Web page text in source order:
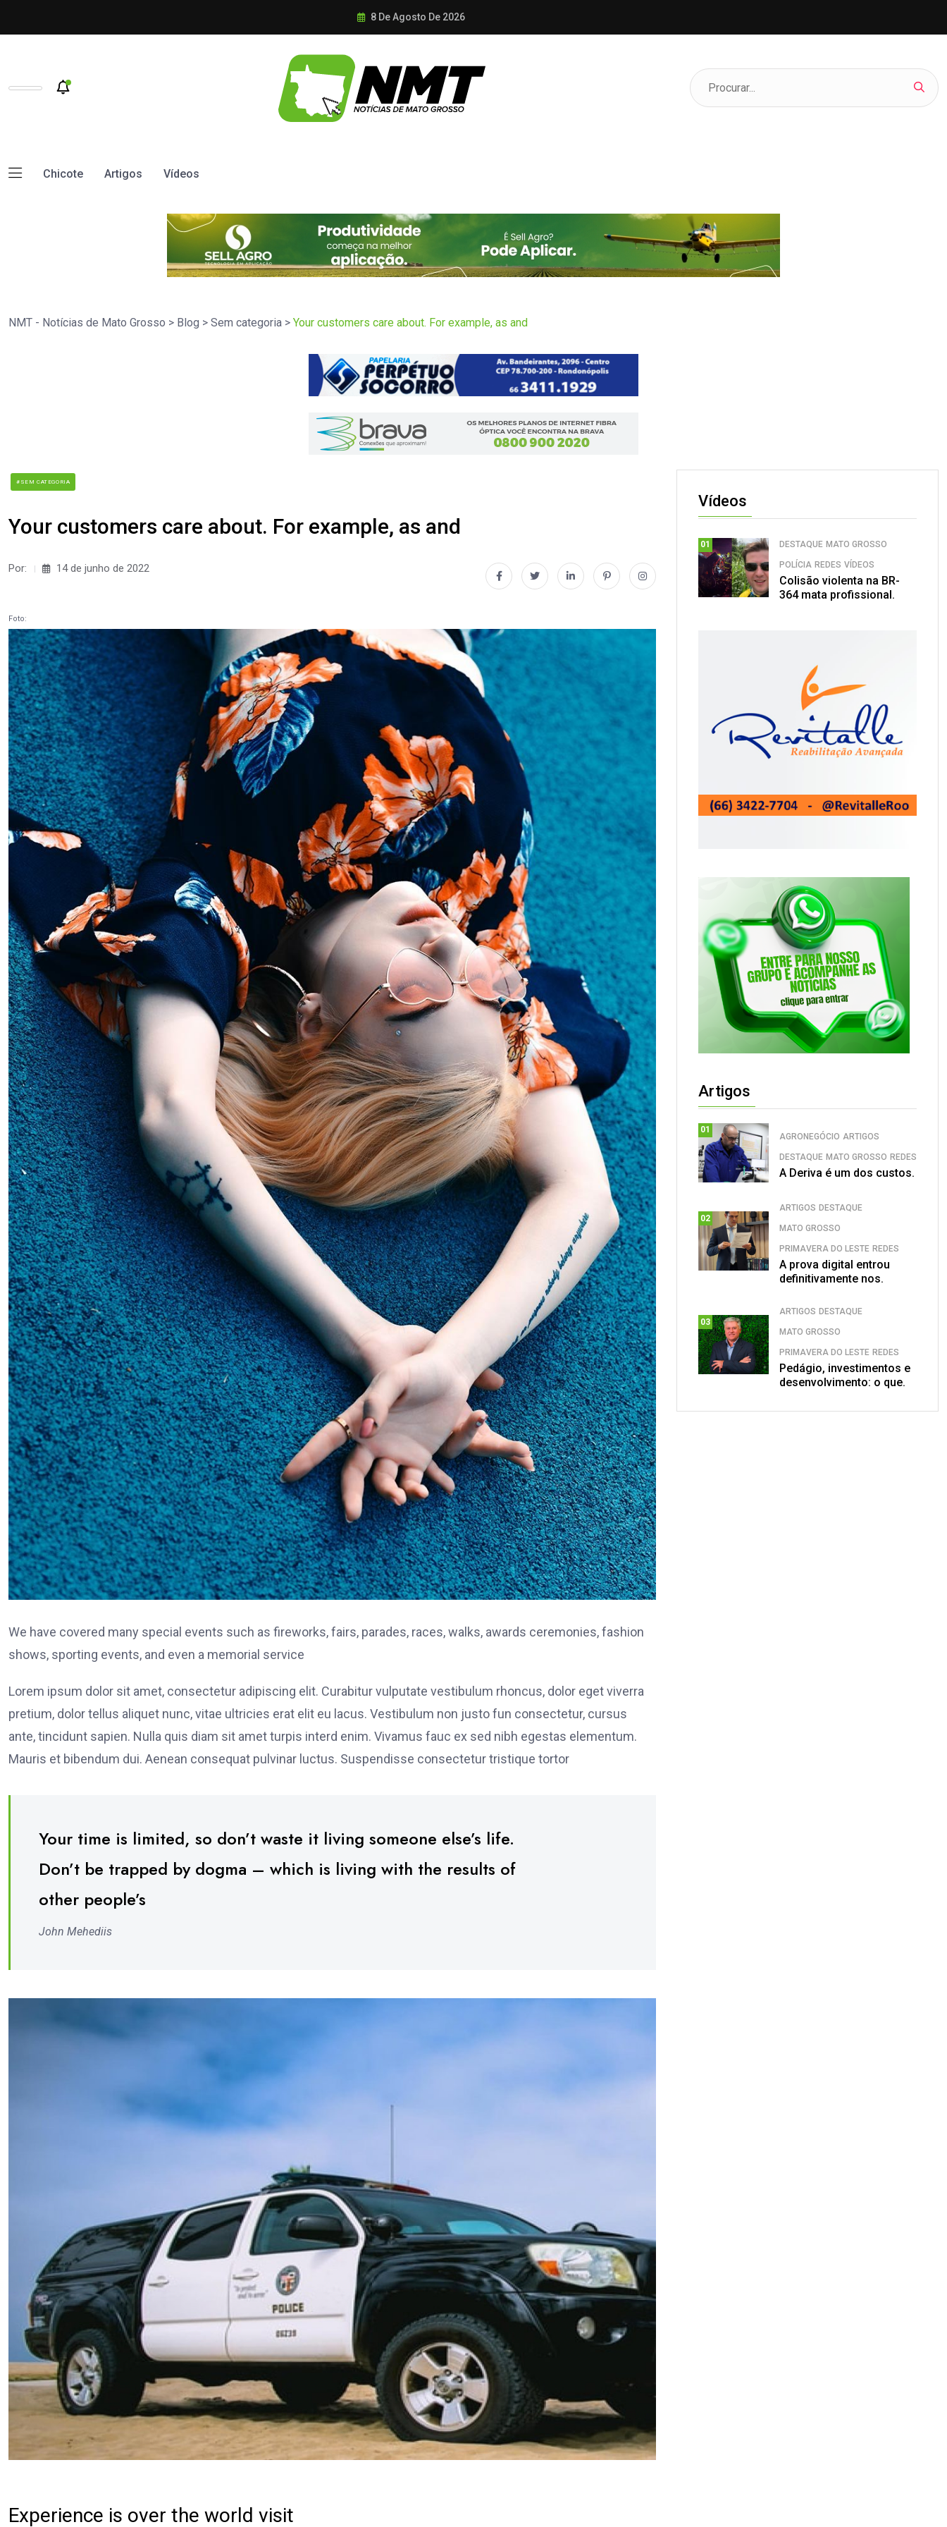
8 De Agosto De 2026
Chicote Artigos Vídeos
NMT - Notícias de Mato Grosso > Blog > Sem categoria > Your customers care about. For example, as and
#SEM CATEGORIA
Your customers care about. For example, as and
Por: 14 de junho de 2022
Foto:
We have covered many special events such as fireworks, fairs, parades, races, walks, awards ceremonies, fashion
shows, sporting events, and even a memorial service
Lorem ipsum dolor sit amet, consectetur adipiscing elit. Curabitur vulputate vestibulum rhoncus, dolor eget viverra
pretium, dolor tellus aliquet nunc, vitae ultricies erat elit eu lacus. Vestibulum non justo fun consectetur, cursus
ante, tincidunt sapien. Nulla quis diam sit amet turpis interd enim. Vivamus fauc ex sed nibh egestas elementum.
Mauris et bibendum dui. Aenean consequat pulvinar luctus. Suspendisse consectetur tristique tortor
Your time is limited, so don’t waste it living someone else’s life.
Don’t be trapped by dogma – which is living with the results of
other people’s
John Mehediis
Experience is over the world visit
Vídeos
01 DESTAQUE MATO GROSSO
POLÍCIA REDES VÍDEOS
Colisão violenta na BR-
364 mata profissional.
Artigos
01
AGRONEGÓCIO ARTIGOS
DESTAQUE MATO GROSSO REDES
A Deriva é um dos custos.
02
ARTIGOS DESTAQUE
MATO GROSSO
PRIMAVERA DO LESTE REDES
A prova digital entrou
definitivamente nos.
03
ARTIGOS DESTAQUE
MATO GROSSO
PRIMAVERA DO LESTE REDES
Pedágio, investimentos e
desenvolvimento: o que.